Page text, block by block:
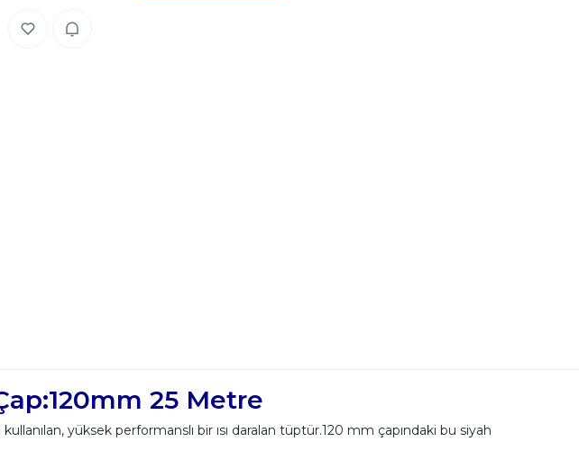
25 Metre
yüksek performanslı bir ısı daralan tüptür.120 mm çapındaki bu siyah